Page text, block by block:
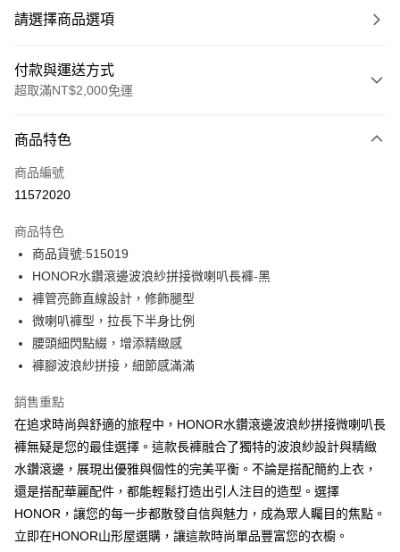
請選擇商品選項
付款與運送方式
超取滿NT$2,000免運
信用卡一次付款
超商取貨付款
Apple Pay
街口支付
悠遊付
Google Pay
運送方式
全家取貨付款 -訂單滿 $2000 元即享免運服務，未滿則另收
$80 元物流費用。
每筆NT$80，滿NT$2,000(含以上)免運費
全家付款後取貨-訂單滿 $2000 元即享免運服務-未滿則另收
商品特色
商品編號
11572020
商品特色
商品貨號:515019
HONOR水鑽滾邊波浪紗拼接微喇叭長褲-黑
褲管亮飾直線設計，修飾腿型
微喇叭褲型，拉長下半身比例
腰頭細閃點綴，增添精緻感
褲腳波浪紗拼接，細節感滿滿
銷售重點
在追求時尚與舒適的旅程中，HONOR水鑽滾邊波浪紗拼接微喇叭長
褲無疑是您的最佳選擇。這款長褲融合了獨特的波浪紗設計與精緻
水鑽滾邊，展現出優雅與個性的完美平衡。不論是搭配簡約上衣，
還是搭配華麗配件，都能輕鬆打造出引人注目的造型。選擇
HONOR，讓您的每一步都散發自信與魅力，成為眾人矚目的焦點。
立即在HONOR山形屋選購，讓這款時尚單品豐富您的衣櫥。